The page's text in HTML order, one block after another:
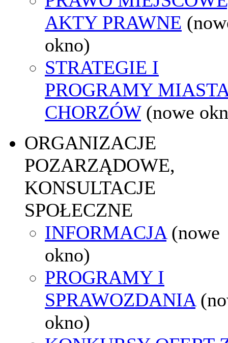
AKTY PRAWNE
okno)
STRATEGIE I
PROGRAMY
CHORZÓW (nowe
ORGANIZACJE
POZARZĄDOWE,
KONSULTACJE
SPOŁECZNE
INFORMACJA (nowe
okno)
PROGRAMY I
SPRAWOZDANIA
okno)